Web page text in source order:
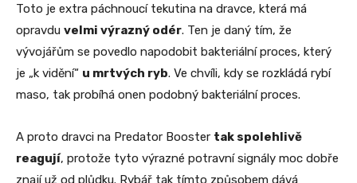
Toto je extra páchnoucí tekutina na dravce, která má
opravdu velmi výrazný odér. Ten je daný tím, že
vývojářům se povedlo napodobit bakteriální proces, který
je „k vidění“ u mrtvých ryb. Ve chvíli, kdy se rozkládá rybí
maso, tak probíhá onen podobný bakteriální proces.
A proto dravci na Predator Booster tak spolehlivě
reagují, protože tyto výrazné potravní signály moc dobře
znají už od plůdku. Rybář tak tímto způsobem dává